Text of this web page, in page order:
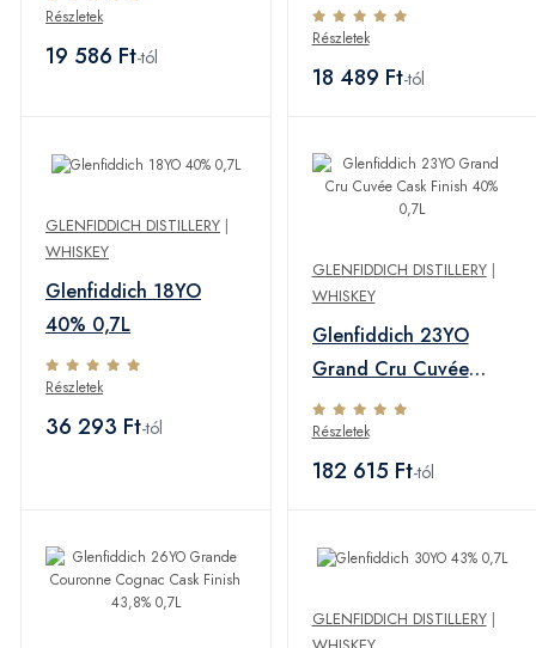
Részletek
19 586 Ft-tól
Részletek
18 489 Ft-tól
GLENFIDDICH DISTILLERY |
WHISKEY
Glenfiddich 18YO
40% 0,7L
Részletek
36 293 Ft-tól
GLENFIDDICH DISTILLERY|
WHISKEY
Glenfiddich 23YO
Grand Cru Cuvée
Cask Finish 40% 0,7L
Részletek
182 615 Ft-tól
GLENFIDDICH DISTILLERY|